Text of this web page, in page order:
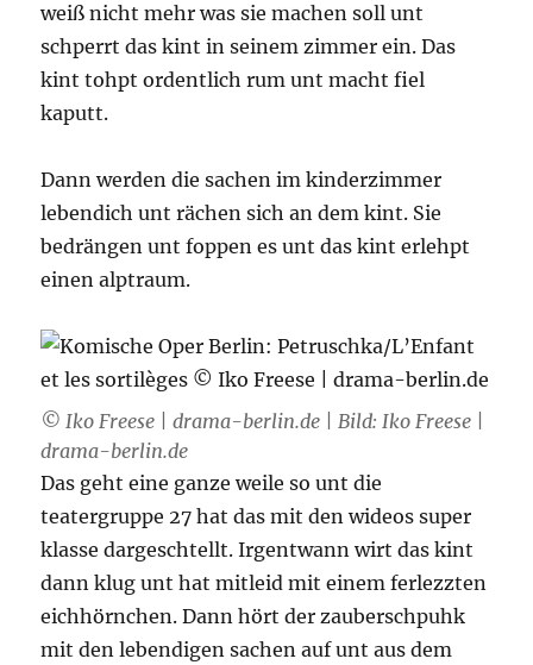
weiß nicht mehr was sie machen soll unt
schperrt das kint in seinem zimmer ein. Das
kint tohpt ordentlich rum unt macht fiel
kaputt.
Dann werden die sachen im kinderzimmer
lebendich unt rächen sich an dem kint. Sie
bedrängen unt foppen es unt das kint erlehpt
einen alptraum.
© Iko Freese | drama-berlin.de | Bild: Iko Freese |
drama-berlin.de
Das geht eine ganze weile so unt die
teatergruppe 27 hat das mit den wideos super
klasse dargeschtellt. Irgentwann wirt das kint
dann klug unt hat mitleid mit einem ferlezzten
eichhörnchen. Dann hört der zauberschpuhk
mit den lebendigen sachen auf unt aus dem